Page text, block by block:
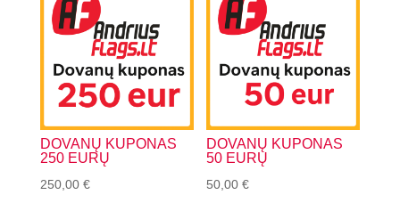
DOVANŲ KUPONAS
250 EURŲ
250,00 €
DOVANŲ KUPONAS
50 EURŲ
50,00€